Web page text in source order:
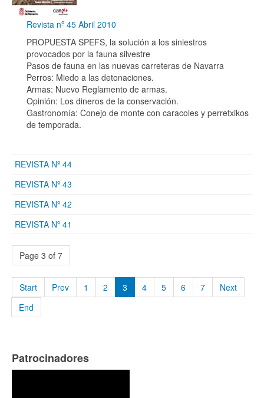
Revista nº 45 Abril 2010
PROPUESTA SPEFS, la solución a los siniestros
provocados por la fauna silvestre
Pasos de fauna en las nuevas carreteras de Navarra
Perros: Miedo a las detonaciones.
Armas: Nuevo Reglamento de armas.
Opinión: Los dineros de la conservación.
Gastronomía: Conejo de monte con caracoles y perretxikos
de temporada.
REVISTA Nº 44
REVISTA Nº 43
REVISTA Nº 42
REVISTA Nº 41
Page 3 of 7
Start Prev 1 2 3 4 5 6 7
Next
End
Patrocinadores